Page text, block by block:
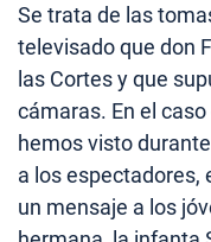
Se trata de las
televisado que don
las Cortes y que
cámaras. En el caso
hemos visto
a los espectadores,
un mensaje a los